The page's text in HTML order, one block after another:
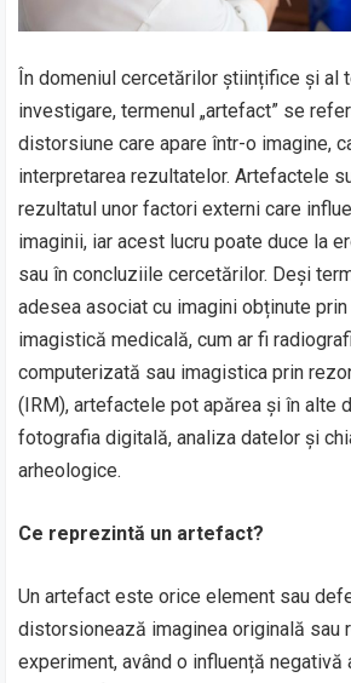
În domeniul cercetărilor științifice și al
investigare, termenul „artefact” se
distorsiune care apare într-o imagine,
interpretarea rezultatelor. Artefactele
rezultatul unor factori externi care
imaginii, iar acest lucru poate duce la
sau în concluziile cercetărilor. Deși
adesea asociat cu imagini obținute
imagistică medicală, cum ar fi
computerizată sau imagistica prin
(IRM), artefactele pot apărea și în alte
fotografia digitală, analiza datelor și
arheologice.
Ce reprezintă un artefact?
Un artefact este orice element sau
distorsionează imaginea originală sau
experiment, având o influență